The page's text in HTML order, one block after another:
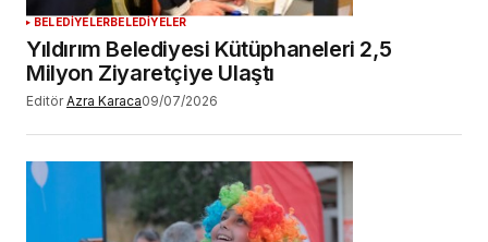
BELEDİYELERBELEDİYELER
Yıldırım Belediyesi Kütüphaneleri 2,5
Milyon Ziyaretçiye Ulaştı
Editör Azra Karaca09/07/2026